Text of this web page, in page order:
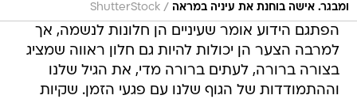
ומבגר. אישה בוחנת את עיניה במראה /
ShutterStock
הפתגם הידוע אומר שעיניים הן חלונות לנשמה, אך
למרבה הצער הן יכולות להיות גם חלון ראווה שמציג
בצורה ברורה, לעתים ברורה מדי, את הגיל שלנו
וההתמודדות של הגוף שלנו עם פגעי הזמן. שקיות